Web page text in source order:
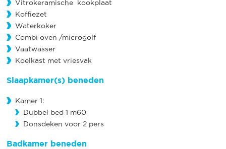
Vitrokeramische kookplaat
Koffiezet
Waterkoker
Combi oven /microgolf
Vaatwasser
Koelkast met vriesvak
Slaapkamer(s) beneden
Kamer 1:
Dubbel bed 1 m60
Donsdeken voor 2 pers
Badkamer beneden